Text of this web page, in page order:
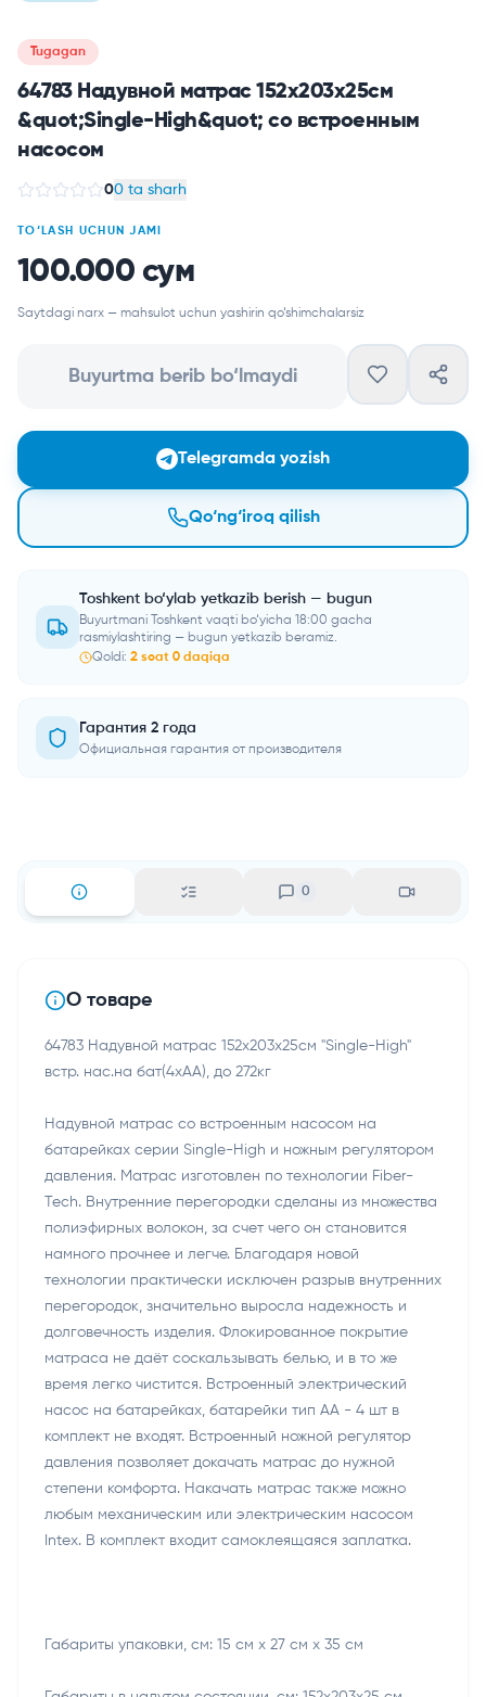
Tugagan
64783 Надувной матрас 152х203х25см
&quot;Single-High&quot; со встроенным
насосом
00 ta sharh
TO‘LASH UCHUN JAMI
100.000 сум
Saytdagi narx — mahsulot uchun yashirin qo‘shimchalarsiz
Buyurtma berib bo‘lmaydi
Telegramda yozish
Qo‘ng‘iroq qilish
Toshkent bo‘ylab yetkazib berish — bugun
Buyurtmani Toshkent vaqti bo‘yicha 18:00 gacha
rasmiylashtiring — bugun yetkazib beramiz.
Qoldi: 2 soat 0 daqiqa
Гарантия 2 года
Официальная гарантия от производителя
0
О товаре
64783 Надувной матрас 152х203х25см "Single-High"
встр. нас.на бат(4хАА), до 272кг
Надувной матрас со встроенным насосом на
батарейках серии Single-High и ножным регулятором
давления. Матрас изготовлен по технологии Fiber-
Tech. Внутренние перегородки сделаны из множества
полиэфирных волокон, за счет чего он становится
намного прочнее и легче. Благодаря новой
технологии практически исключен разрыв внутренних
перегородок, значительно выросла надежность и
долговечность изделия. Флокированное покрытие
матраса не даёт соскальзывать белью, и в то же
время легко чистится. Встроенный электрический
насос на батарейках, батарейки тип АА - 4 шт в
комплект не входят. Встроенный ножной регулятор
давления позволяет докачать матрас до нужной
степени комфорта. Накачать матрас также можно
любым механическим или электрическим насосом
Intex. В комплект входит самоклеящаяся заплатка.
Габариты упаковки, см: 15 см х 27 см х 35 см